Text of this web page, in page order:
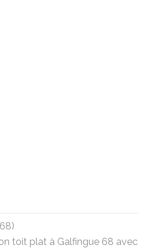
toit plat à Galfingue 68 avec